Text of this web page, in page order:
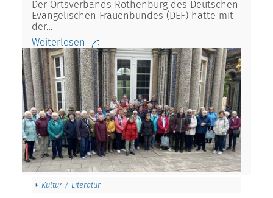
Der Ortsverbands Rothenburg des Deutschen
Evangelischen Frauenbundes (DEF) hatte mit
der…
Weiterlesen
Kultur / Literatur